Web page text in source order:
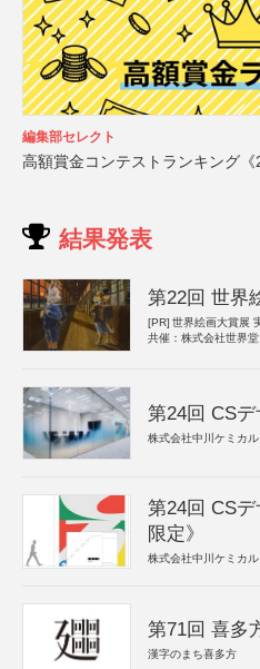
編集部セレクト
高額賞金コンテストランキング《
結果発表
第22回 世界
[PR] 世界絵画大賞展
共催：株式会社世界堂
第24回 CS
株式会社中川ケミカル
第24回 CS
限定》
株式会社中川ケミカル
第71回 喜多
漢字のまち喜多方